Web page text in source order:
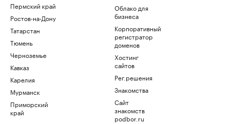
Пермский край
Ростов-на-Дону
Татарстан
Тюмень
Черноземье
Кавказ
Карелия
Мурманск
Приморский
край
Облако для
бизнеса
Корпоративный
регистратор
доменов
Хостинг
сайтов
Рег.решения
Знакомства
Сайт
знакомств
podbor.ru